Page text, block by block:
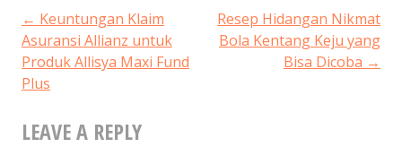
Premi
Asuransi
POST
NAVIGATION
← Keuntungan Klaim
Asuransi Allianz untuk
Produk Allisya Maxi Fund
Plus
Resep Hidangan Nikmat
Bola Kentang Keju yang
Bisa Dicoba →
LEAVE A REPLY